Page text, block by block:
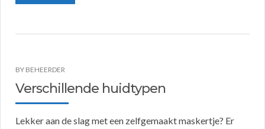
BY BEHEERDER
Verschillende huidtypen
Lekker aan de slag met een zelfgemaakt maskertje? Er